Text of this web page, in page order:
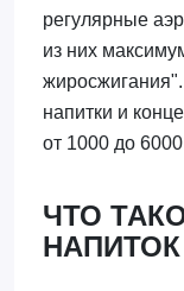
регулярные
из них
напитки и
от 1000 до
ЧТО
НАПИТОК